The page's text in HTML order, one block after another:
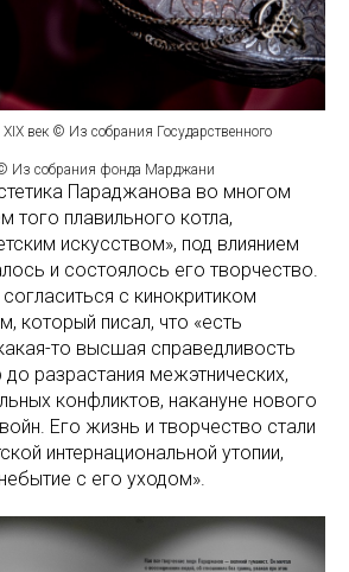
век © Из собрания Государственного
Из собрания фонда Марджани
Параджанова во многом
того плавильного котла,
искусством», под влиянием
и состоялось его творчество.
с кинокритиком
который писал, что «есть
то высшая справедливость
разрастания межэтнических,
конфликтов, накануне нового
Его жизнь и творчество стали
интернациональной утопии,
с его уходом».